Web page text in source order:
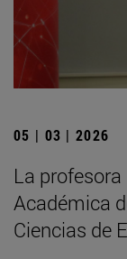
05 | 03 | 2026
La
Académica
Ciencias de